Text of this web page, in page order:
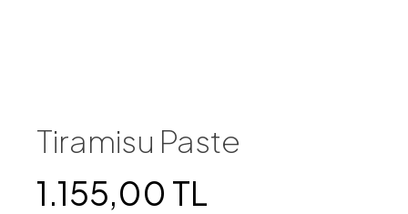
Tiramisu Paste
1.155,00 TL